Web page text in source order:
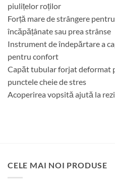
piulițelor roților
Forță mare de strângere
încăpățânate sau prea strânse
Instrument de îndepărtare a
pentru confort
Capăt tubular forjat deformat
punctele cheie de stres
Acoperirea vopsită ajută la
CELE MAI NOI PRODUSE